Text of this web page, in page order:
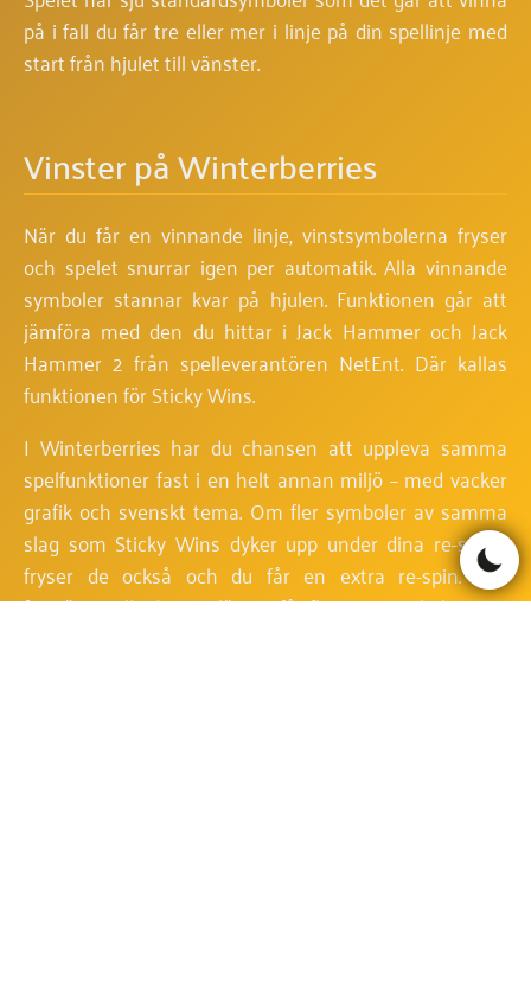
på i fall du får tre eller mer i linje på din spellinje med
start från hjulet till vänster.
Vinster på Winterberries
När du får en vinnande linje, vinstsymbolerna fryser
och spelet snurrar igen per automatik. Alla vinnande
symboler stannar kvar på hjulen. Funktionen går att
jämföra med den du hittar i Jack Hammer och Jack
Hammer 2 från spelleverantören NetEnt. Där kallas
funktionen för Sticky Wins.
I Winterberries har du chansen att uppleva samma
spelfunktioner fast i en helt annan miljö – med vacker
grafik och svenskt tema. Om fler symboler av samma
slag som Sticky Wins dyker upp under dina re-spins,
fryser de också och du får en extra re-spin. Det
fortsätter tills du inte längre får fler nya symboler som